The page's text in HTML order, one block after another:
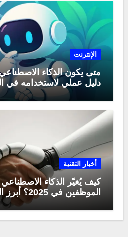
الإنترنت
متى يكون الذكاء
دليل عملي لاستخدامه في
أخبار التقنية
كيف يُغيّر الذكاء
الموظفين في 2025؟ أبرز التحولات المهنية